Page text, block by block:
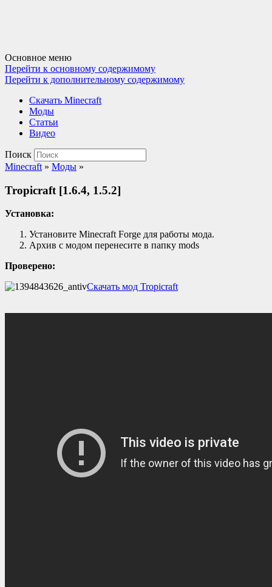
Основное меню
Перейти к основному содержимому
Перейти к дополнительному содержимому
Cкачать Minecraft
Моды
Статьи
Видео
Поиск
Minecraft » Моды »
Tropicraft [1.6.4, 1.5.2]
Установка:
Установите Minecraft Forge для работы мода.
Архив с модом перенесите в папку mods
Проверено:
Скачать мод Tropicraft